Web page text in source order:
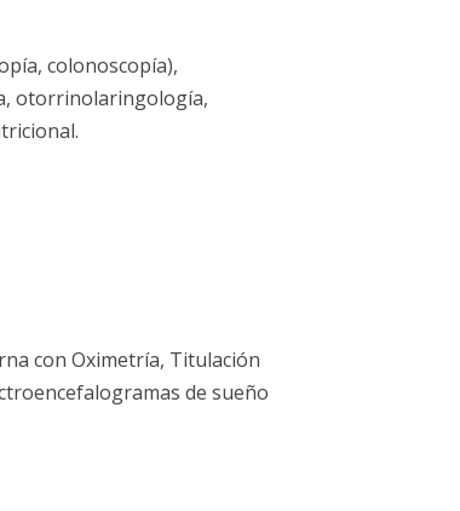
colonoscopía),
otorrinolaringología,
con Oximetría, Titulación
de sueño